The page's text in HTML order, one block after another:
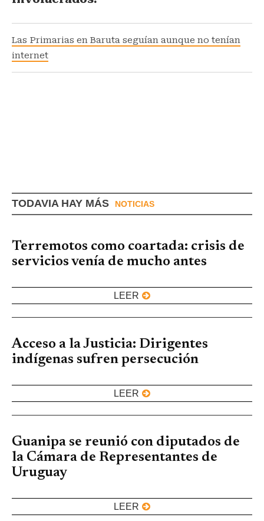
Las Primarias en Baruta seguían aunque no tenían
internet
TODAVIA HAY MÁS NOTICIAS
Terremotos como coartada: crisis de
servicios venía de mucho antes
LEER
Acceso a la Justicia: Dirigentes
indígenas sufren persecución
LEER
Guanipa se reunió con diputados de
la Cámara de Representantes de
Uruguay
LEER